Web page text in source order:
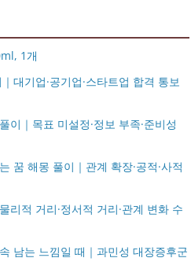
1개
대기업·공기업·스타트업 합격 통보
이｜목표 미설정·정보 부족·준비성
꿈 해몽 풀이｜관계 확장·공적·사적
리적 거리·정서적 거리·관계 변화 수
남는 느낌일 때｜과민성 대장증후군